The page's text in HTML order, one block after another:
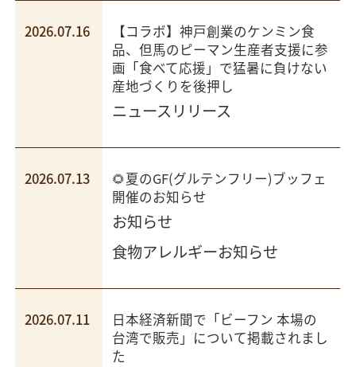
2026.07.16
【コラボ】神戸創業のケンミン食
品、但馬のピーマン生産者支援に参
画「食べて応援」で猛暑に負けない
産地づくりを後押し
ニュースリリース
2026.07.13
🌻夏のGF(グルテンフリー)ブッフェ
開催のお知らせ
お知らせ
食物アレルギーお知らせ
2026.07.11
日本経済新聞で「ビーフン 本場の
台湾で販売」について掲載されまし
た